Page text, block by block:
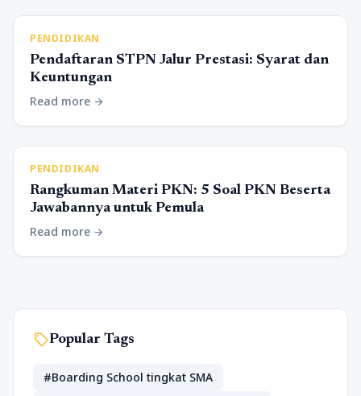
PENDIDIKAN
Pendaftaran STPN Jalur Prestasi: Syarat dan
Keuntungan
Read more arrow_forward
PENDIDIKAN
Rangkuman Materi PKN: 5 Soal PKN Beserta
Jawabannya untuk Pemula
Read more arrow_forward
sellPopular Tags
#Boarding School tingkat SMA